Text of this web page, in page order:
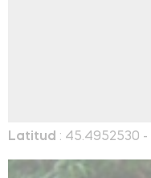
Latitud : 45.4952530 -